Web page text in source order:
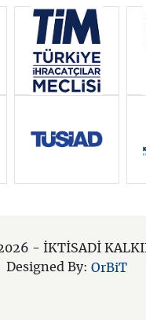
- İKTİSADİ
Designed By: OrBiT